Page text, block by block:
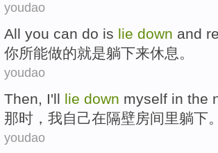
youdao
All you can do is lie down and
你所能做的就是躺下来休息。
youdao
Then, I'll lie down myself in the
那时 ， 我自己在隔壁房间里躺下
youdao